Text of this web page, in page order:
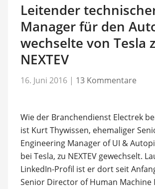
Leitender
Manager für den
wechselte von Tesla
NEXTEV
16. Juni 2016 | 13 Kommentare
Wie der Branchendienst Electrek
ist Kurt Thywissen, ehemaliger
Engineering Manager of UI &
bei Tesla, zu NEXTEV gewechselt.
LinkedIn-Profil ist er dort seit
Senior Director of Human Machine